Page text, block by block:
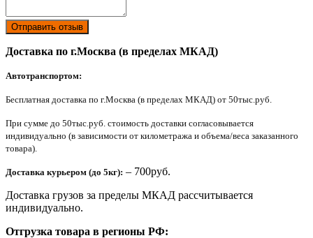
Отправить отзыв
Доставка по г.Москва (в пределах МКАД)
Автотранспортом:
Бесплатная доставка по г.Москва (в пределах МКАД) от 50тыс.руб.
При сумме до 50тыс.руб. стоимость доставки согласовывается
индивидуально (в зависимости от километража и объема/веса заказанного
товара).
Доставка курьером (до 5кг): – 700руб.
Доставка грузов за пределы МКАД рассчитывается
индивидуально.
Отгрузка товара в регионы РФ: